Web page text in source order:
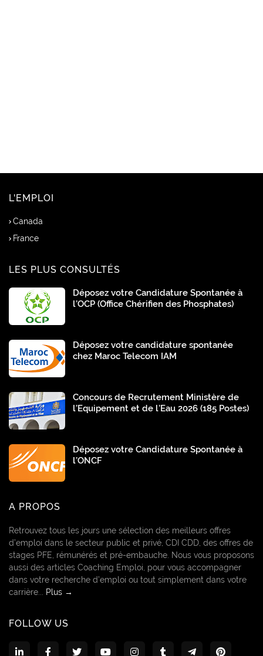
L'EMPLOI
Canada
France
LES PLUS CONSULTÉS
Déposez votre Candidature Spontanée à
l’OCP (Office Chérifien des Phosphates)
Déposez votre candidature spontanée
chez Maroc Telecom IAM
Concours de Recrutement Ministère de
l’Equipement et de l’Eau 2026 (185 Postes)
Déposez votre Candidature Spontanée à
l’ONCF
A PROPOS
Retrouvez tous les jours une sélection des meilleurs offres
d’emploi dans le secteur public et privé, CDI CDD, des offres de
stages PFE, rémunérés et pré-embauche. Nous vous proposons
aussi des articles Coaching Emploi, pour vous accompagner
dans votre recherche d’emploi ou tout simplement dans votre
carrière...
Plus →
FOLLOW US